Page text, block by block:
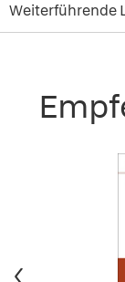
Weiterführende